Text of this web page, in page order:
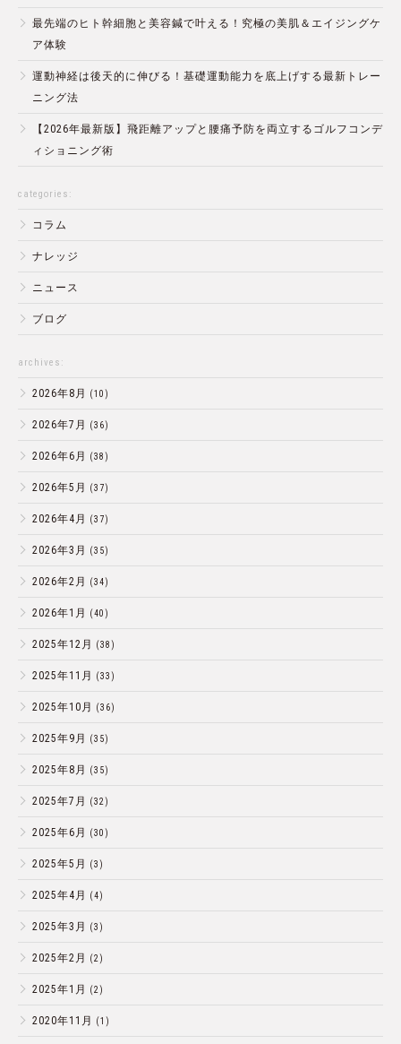
最先端のヒト幹細胞と美容鍼で叶える！究極の美肌＆エイジングケ
ア体験
運動神経は後天的に伸びる！基礎運動能力を底上げする最新トレー
ニング法
【2026年最新版】飛距離アップと腰痛予防を両立するゴルフコンデ
ィショニング術
categories:
コラム
ナレッジ
ニュース
ブログ
archives:
2026年8月 (10)
2026年7月 (36)
2026年6月 (38)
2026年5月 (37)
2026年4月 (37)
2026年3月 (35)
2026年2月 (34)
2026年1月 (40)
2025年12月 (38)
2025年11月 (33)
2025年10月 (36)
2025年9月 (35)
2025年8月 (35)
2025年7月 (32)
2025年6月 (30)
2025年5月 (3)
2025年4月 (4)
2025年3月 (3)
2025年2月 (2)
2025年1月 (2)
2020年11月 (1)